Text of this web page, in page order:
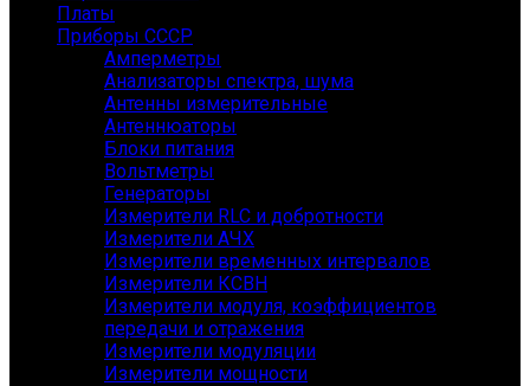
Платы
Приборы СССР
Амперметры
Анализаторы спектра, шума
Антенны измерительные
Антеннюаторы
Блоки питания
Вольтметры
Генераторы
Измерители RLC и добротности
Измерители АЧХ
Измерители временных интервалов
Измерители КСВН
Измерители модуля, коэффициентов
передачи и отражения
Измерители модуляции
Измерители мощности